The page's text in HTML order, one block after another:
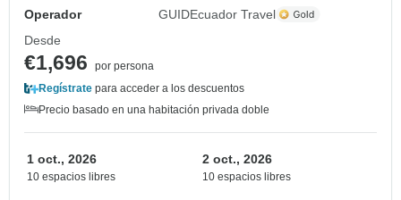
Operador
GUIDEcuador Travel
Desde
€1,696
por persona
Regístrate para acceder a los descuentos
Precio basado en una habitación privada doble
1 oct., 2026
10 espacios libres
2 oct., 2026
10 espacios libres